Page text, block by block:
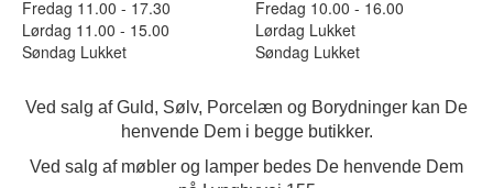
Fredag 11.00 - 17.30
Fredag 10.00 - 16.00
Lørdag 11.00 - 15.00
Lørdag Lukket
Søndag Lukket
Søndag Lukket
Ved salg af Guld, Sølv, Porcelæn og Borydninger kan De
henvende Dem i begge butikker.
Ved salg af møbler og lamper bedes De henvende Dem